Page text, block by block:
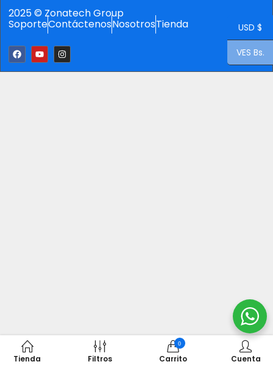
2025 © Zonatech Group
SoporteContáctenosNosotrosTienda
Tienda Filtros
0
Carrito Cuenta
USD $
VES Bs.